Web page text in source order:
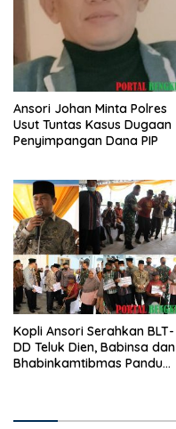
Ansori Johan Minta Polres
Usut Tuntas Kasus Dugaan
Penyimpangan Dana PIP
Kopli Ansori Serahkan BLT-
DD Teluk Dien, Babinsa dan
Bhabinkamtibmas Pandu